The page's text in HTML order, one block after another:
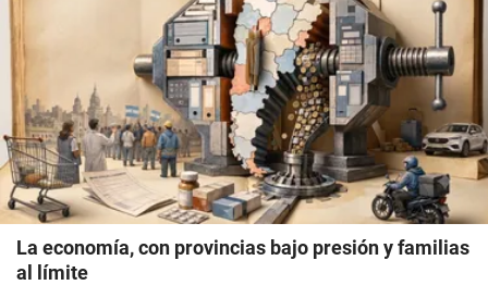
La economía, con provincias bajo presión y familias
al límite